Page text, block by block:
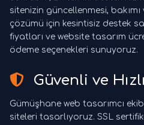
sitenizin güncellenmesi,
çözümü için kesintisiz destek
fiyatları ve website tasarım
ödeme seçenekleri sunuyoruz.
Güvenli ve
Gümüşhane web tasarımcı
siteleri tasarlıyoruz. SSL